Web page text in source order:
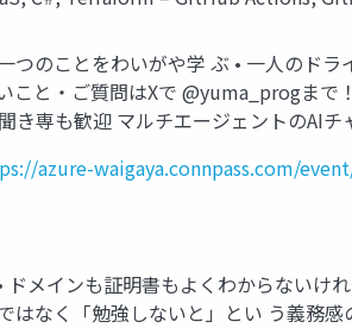
のことをわいがや学 ぶ • 一人のド
こと・ご質問はXで @yuma_progま
専も歓迎 マルチエージェントのAI
azure-waigaya.connpass.com/
メインも証明書もよくわからない
はなく「勉強しないと」とい う義務